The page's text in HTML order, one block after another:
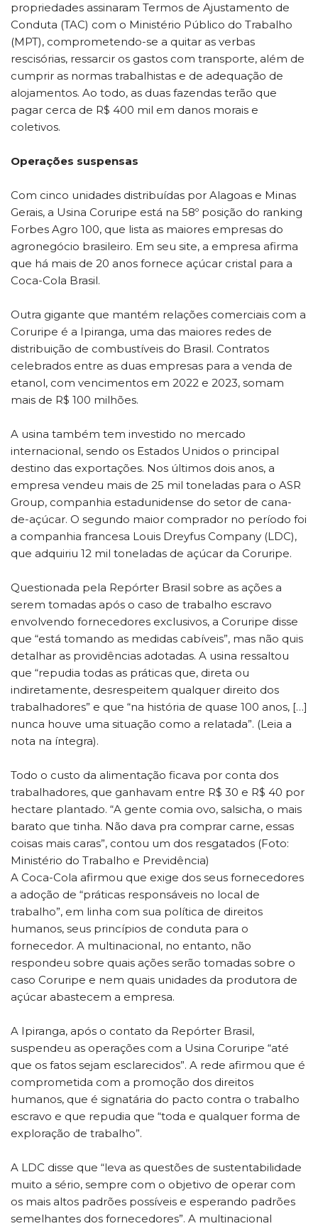
propriedades assinaram Termos de Ajustamento de
Conduta (TAC) com o Ministério Público do Trabalho
(MPT), comprometendo-se a quitar as verbas
rescisórias, ressarcir os gastos com transporte, além de
cumprir as normas trabalhistas e de adequação de
alojamentos. Ao todo, as duas fazendas terão que
pagar cerca de R$ 400 mil em danos morais e
coletivos.
Operações suspensas
Com cinco unidades distribuídas por Alagoas e Minas
Gerais, a Usina Coruripe está na 58º posição do ranking
Forbes Agro 100, que lista as maiores empresas do
agronegócio brasileiro. Em seu site, a empresa afirma
que há mais de 20 anos fornece açúcar cristal para a
Coca-Cola Brasil.
Outra gigante que mantém relações comerciais com a
Coruripe é a Ipiranga, uma das maiores redes de
distribuição de combustíveis do Brasil. Contratos
celebrados entre as duas empresas para a venda de
etanol, com vencimentos em 2022 e 2023, somam
mais de R$ 100 milhões.
A usina também tem investido no mercado
internacional, sendo os Estados Unidos o principal
destino das exportações. Nos últimos dois anos, a
empresa vendeu mais de 25 mil toneladas para o ASR
Group, companhia estadunidense do setor de cana-
de-açúcar. O segundo maior comprador no período foi
a companhia francesa Louis Dreyfus Company (LDC),
que adquiriu 12 mil toneladas de açúcar da Coruripe.
Questionada pela Repórter Brasil sobre as ações a
serem tomadas após o caso de trabalho escravo
envolvendo fornecedores exclusivos, a Coruripe disse
que “está tomando as medidas cabíveis”, mas não quis
detalhar as providências adotadas. A usina ressaltou
que “repudia todas as práticas que, direta ou
indiretamente, desrespeitem qualquer direito dos
trabalhadores” e que “na história de quase 100 anos, […]
nunca houve uma situação como a relatada”. (Leia a
nota na íntegra).
Todo o custo da alimentação ficava por conta dos
trabalhadores, que ganhavam entre R$ 30 e R$ 40 por
hectare plantado. “A gente comia ovo, salsicha, o mais
barato que tinha. Não dava pra comprar carne, essas
coisas mais caras”, contou um dos resgatados (Foto:
Ministério do Trabalho e Previdência)
A Coca-Cola afirmou que exige dos seus fornecedores
a adoção de “práticas responsáveis no local de
trabalho”, em linha com sua política de direitos
humanos, seus princípios de conduta para o
fornecedor. A multinacional, no entanto, não
respondeu sobre quais ações serão tomadas sobre o
caso Coruripe e nem quais unidades da produtora de
açúcar abastecem a empresa.
A Ipiranga, após o contato da Repórter Brasil,
suspendeu as operações com a Usina Coruripe “até
que os fatos sejam esclarecidos”. A rede afirmou que é
comprometida com a promoção dos direitos
humanos, que é signatária do pacto contra o trabalho
escravo e que repudia que “toda e qualquer forma de
exploração de trabalho”.
A LDC disse que “leva as questões de sustentabilidade
muito a sério, sempre com o objetivo de operar com
os mais altos padrões possíveis e esperando padrões
semelhantes dos fornecedores”. A multinacional